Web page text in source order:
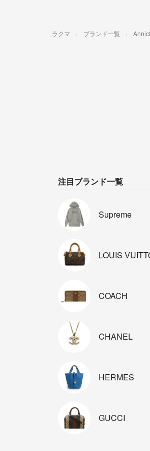
ラクマ ブランド一覧
注目ブランド一覧
Supreme
LOUIS
COACH
CHANEL
HERMES
GUCCI